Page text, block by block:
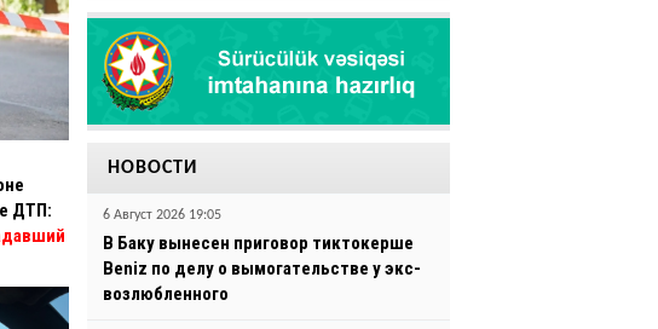
ДТП:
НОВОСТИ
6 Август 2026 19:05
В Баку вынесен приговор тиктокерше
Beniz по делу о вымогательстве у экс-
возлюбленного